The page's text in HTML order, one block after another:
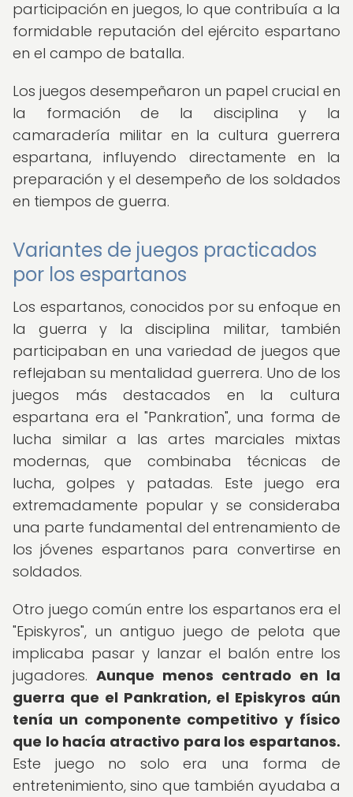
participación en juegos, lo que contribuía a la
formidable reputación del ejército espartano
en el campo de batalla.
Los juegos desempeñaron un papel crucial en
la formación de la disciplina y la
camaradería militar en la cultura guerrera
espartana, influyendo directamente en la
preparación y el desempeño de los soldados
en tiempos de guerra.
Variantes de juegos practicados
por los espartanos
Los espartanos, conocidos por su enfoque en
la guerra y la disciplina militar, también
participaban en una variedad de juegos que
reflejaban su mentalidad guerrera. Uno de los
juegos más destacados en la cultura
espartana era el "Pankration", una forma de
lucha similar a las artes marciales mixtas
modernas, que combinaba técnicas de
lucha, golpes y patadas. Este juego era
extremadamente popular y se consideraba
una parte fundamental del entrenamiento de
los jóvenes espartanos para convertirse en
soldados.
Otro juego común entre los espartanos era el
"Episkyros", un antiguo juego de pelota que
implicaba pasar y lanzar el balón entre los
jugadores. Aunque menos centrado en la
guerra que el Pankration, el Episkyros aún
tenía un componente competitivo y físico
que lo hacía atractivo para los espartanos.
Este juego no solo era una forma de
entretenimiento, sino que también ayudaba a